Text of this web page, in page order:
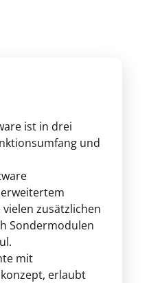
ist in drei
und
zusätzlichen
Sondermodulen
mit
erlaubt